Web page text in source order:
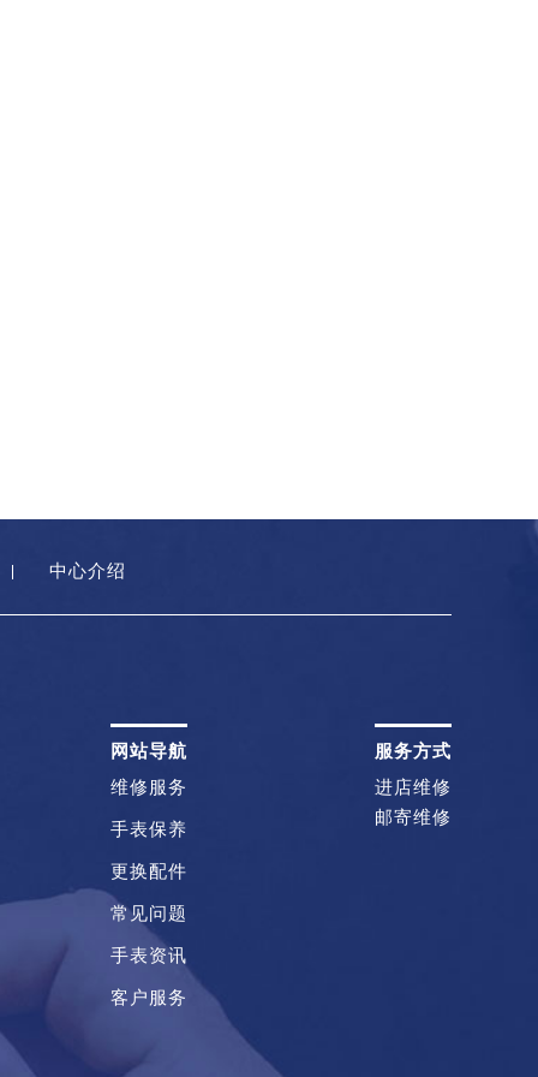
中心介绍
网站导航
维修服务
手表保养
更换配件
常见问题
手表资讯
客户服务
服务方式
进店维修
邮寄维修